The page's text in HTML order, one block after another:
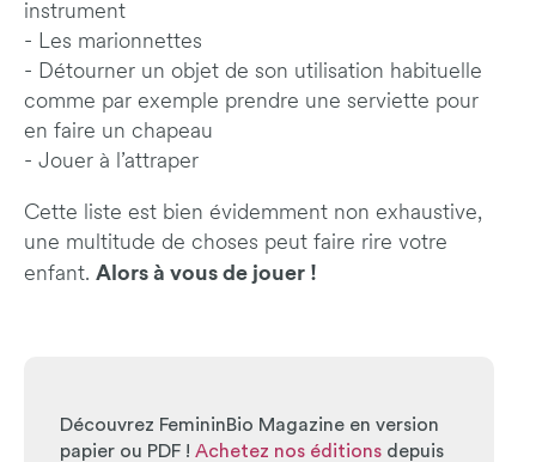
instrument
- Les marionnettes
- Détourner un objet de son utilisation habituelle
comme par exemple prendre une serviette pour
en faire un chapeau
- Jouer à l’attraper
Cette liste est bien évidemment non exhaustive,
une multitude de choses peut faire rire votre
enfant. Alors à vous de jouer !
Découvrez FemininBio Magazine en version
papier ou PDF ! Achetez nos éditions depuis